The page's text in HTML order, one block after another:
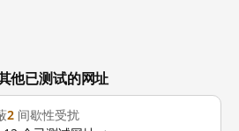
已测试的网址
2 间歇性受扰